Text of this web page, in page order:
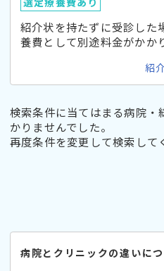
紹介状を持たずに受診した
養費として別途料金がかか
紹
検索条件に当てはまる病院・
かりませんでした。
再度条件を変更して検索して
病院とクリニックの違いに